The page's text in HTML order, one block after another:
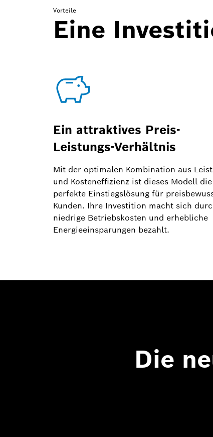
Vorteile
Eine
Ein attraktives Preis-
Leistungs-Verhältnis
Mit der optimalen Kombination aus
und Kosteneffizienz ist dieses Modell die
perfekte Einstiegslösung für
Kunden. Ihre Investition macht sich
niedrige Betriebskosten und erhebliche
Energieeinsparungen bezahlt.
Die